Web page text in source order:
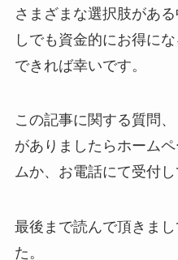
さまざまな選択肢があ
しでも資金的にお得に
できれば幸いです。
この記事に関する質問
がありましたらホーム
ムか、お電話にて受付し
最後まで読んで頂きま
た。